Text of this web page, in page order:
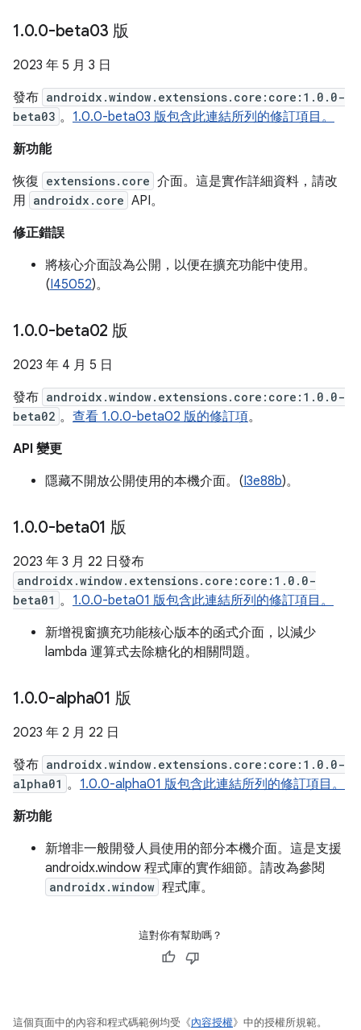
1.0.0-beta03 版
2023 年 5 月 3 日
發布 androidx.window.extensions.core:core:1.0.0-
beta03 。 1.0.0-beta03 版包含此連結所列的修訂項目。
新功能
恢復 extensions.core 介面。這是實作詳細資料，請改
用 androidx.core API。
修正錯誤
將核心介面設為公開，以便在擴充功能中使用。
(I45052)。
1.0.0-beta02 版
2023 年 4 月 5 日
發布 androidx.window.extensions.core:core:1.0.0-
beta02 。 查看 1.0.0-beta02 版的修訂項。
API 變更
隱藏不開放公開使用的本機介面。(I3e88b)。
1.0.0-beta01 版
2023 年 3 月 22 日發布
androidx.window.extensions.core:core:1.0.0-
beta01 。 1.0.0-beta01 版包含此連結所列的修訂項目。
新增視窗擴充功能核心版本的函式介面，以減少
lambda 運算式去除糖化的相關問題。
1.0.0-alpha01 版
2023 年 2 月 22 日
發布 androidx.window.extensions.core:core:1.0.0-
alpha01 。 1.0.0-alpha01 版包含此連結所列的修訂項目。
新功能
新增非一般開發人員使用的部分本機介面。這是支援
androidx.window 程式庫的實作細節。請改為參閱
androidx.window 程式庫。
這對你有幫助嗎？
這個頁面中的內容和程式碼範例均受《內容授權》中的授權所規範。